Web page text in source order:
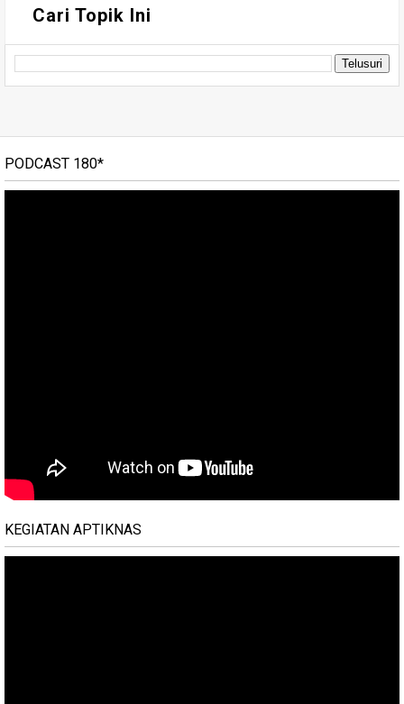
Cari Topik Ini
PODCAST 180*
KEGIATAN APTIKNAS